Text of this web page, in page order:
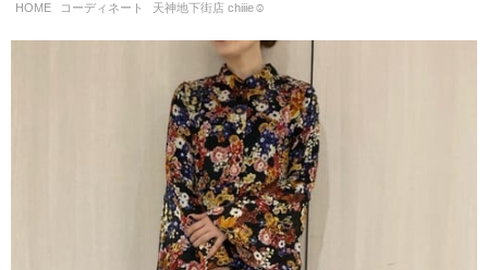
HOME コーディネート 天神地下街店 chiiie☺︎